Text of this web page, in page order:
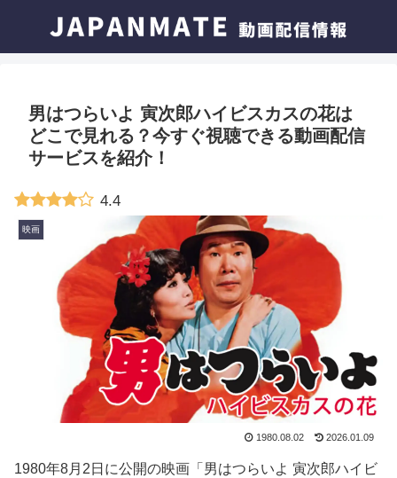
男はつらいよ 寅次郎ハイビスカスの花は
どこで見れる？今すぐ視聴できる動画配信
サービスを紹介！
4.4
映画
1980.08.02 2026.01.09
1980年8月2日に公開の映画「男はつらいよ 寅次郎ハイビ